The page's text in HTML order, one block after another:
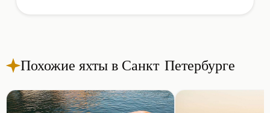
Похожие яхты в Санкт-Петербурге